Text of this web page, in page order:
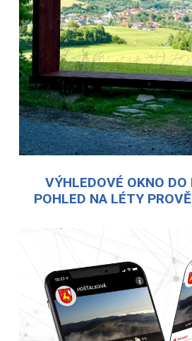
VÝHLEDOVÉ OKNO DO
POHLED NA LÉTY